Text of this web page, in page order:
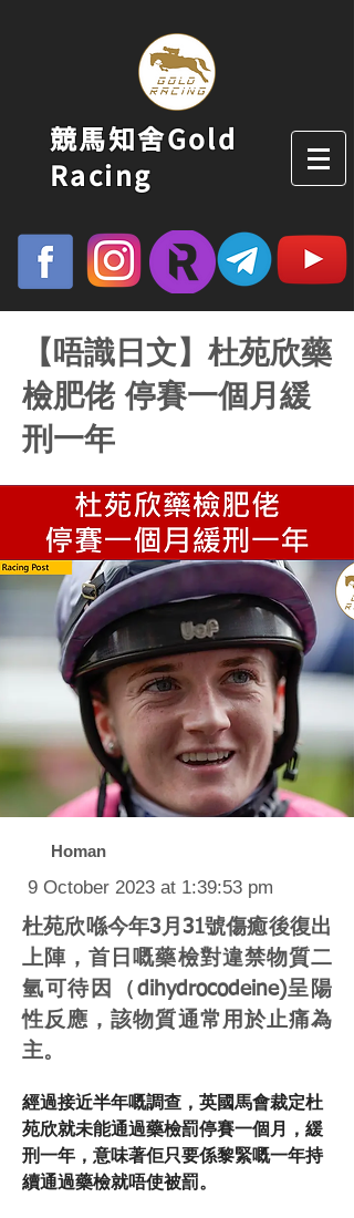
競馬知舍Gold
Racing
【唔識日文】杜苑欣藥
檢肥佬 停賽一個月緩
刑一年
Homan
9 October 2023 at 1:39:53 pm
杜苑欣喺今年3月31號傷癒後復出
上陣，首日嘅藥檢對違禁物質二
氫可待因（dihydrocodeine)呈陽
性反應，該物質通常用於止痛為
主。
經過接近半年嘅調查，英國馬會裁定杜
苑欣就未能通過藥檢罰停賽一個月，緩
刑一年，意味著佢只要係黎緊嘅一年持
續通過藥檢就唔使被罰。